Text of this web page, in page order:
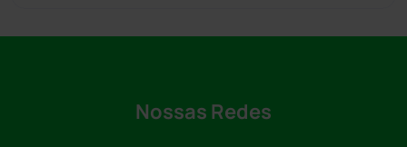
Nossas Redes